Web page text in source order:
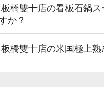
橋雙十店の看板石鍋
か？
橋雙十店の米国極上